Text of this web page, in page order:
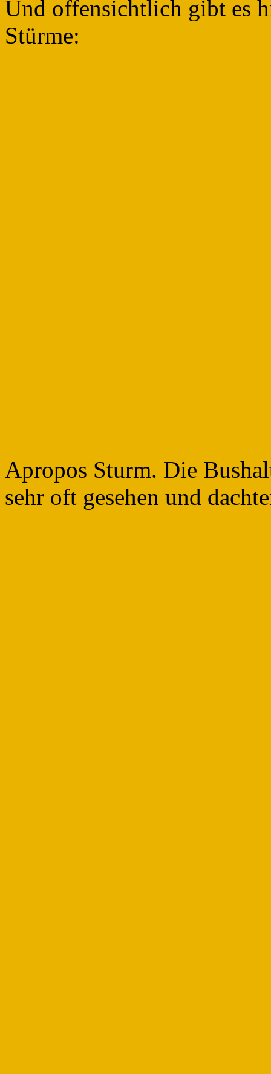
Und offensichtlich gibt es
Stürme:
Apropos Sturm. Die
sehr oft gesehen und